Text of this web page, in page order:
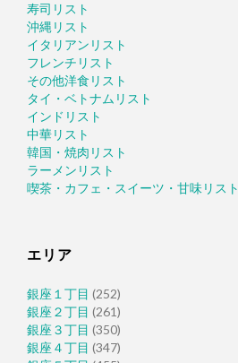
寿司リスト
沖縄リスト
イタリアンリスト
フレンチリスト
その他洋食リスト
タイ・ベトナムリスト
インドリスト
中華リスト
韓国・焼肉リスト
ラーメンリスト
喫茶・カフェ・スイーツ・甘味リスト
エリア
銀座１丁目 (252)
銀座２丁目 (261)
銀座３丁目 (350)
銀座４丁目 (347)